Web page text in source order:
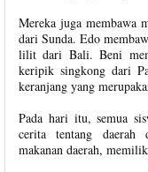
Mereka juga membawa
dari Sunda. Edo
lilit dari Bali. Beni
keripik singkong dari
keranjang yang
Pada hari itu, semua
cerita tentang daerah
makanan daerah,